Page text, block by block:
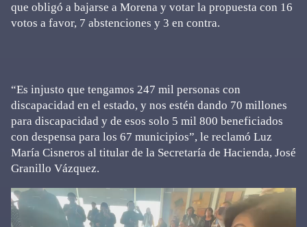
que obligó a bajarse a Morena y votar la propuesta con 16
votos a favor, 7 abstenciones y 3 en contra.
“Es injusto que tengamos 247 mil personas con
discapacidad en el estado, y nos estén dando 70 millones
para discapacidad y de esos solo 5 mil 800 beneficiados
con despensa para los 67 municipios”, le reclamó Luz
María Cisneros al titular de la Secretaría de Hacienda, José
Granillo Vázquez.